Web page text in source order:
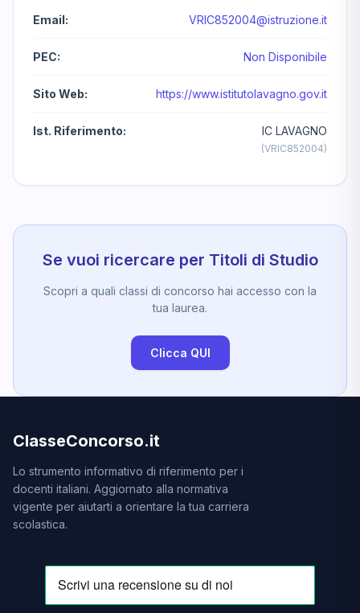
Email: VRIC852004@istruzione.it
PEC: Non Disponibile
Sito Web: https://www.istitutolavagno.gov.it
Ist. Riferimento: IC LAVAGNO
(VRIC852004)
Se vuoi ricercare per Titoli di Studio
Scopri a quali classi di concorso hai accesso con la
tua laurea.
Clicca QUI
ClasseConcorso.it
Lo strumento informativo di riferimento per i
docenti italiani. Aggiornato alla normativa
vigente per aiutarti a orientare la tua carriera
scolastica.